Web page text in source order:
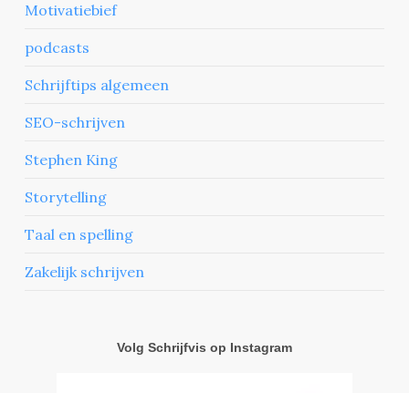
Motivatiebief
podcasts
Schrijftips algemeen
SEO-schrijven
Stephen King
Storytelling
Taal en spelling
Zakelijk schrijven
Volg Schrijfvis op Instagram